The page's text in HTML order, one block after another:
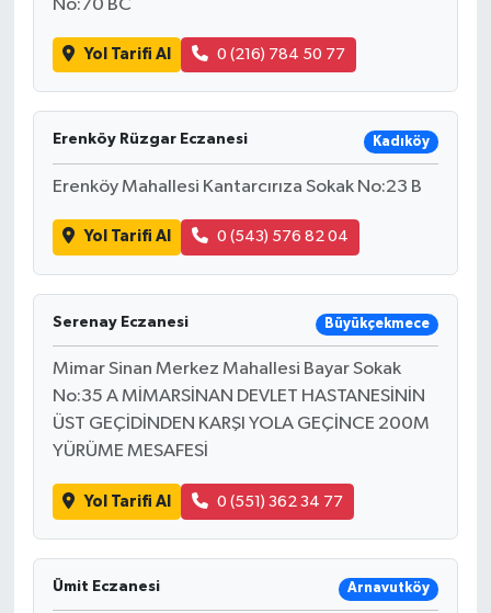
No:70 BC
Yol Tarifi Al 0 (216) 784 50 77
Erenköy Rüzgar Eczanesi Kadıköy
Erenköy Mahallesi Kantarcırıza Sokak No:23 B
Yol Tarifi Al 0 (543) 576 82 04
Serenay Eczanesi Büyükçekmece
Mimar Sinan Merkez Mahallesi Bayar Sokak
No:35 A MİMARSİNAN DEVLET HASTANESİNİN
ÜST GEÇİDİNDEN KARŞI YOLA GEÇİNCE 200M
YÜRÜME MESAFESİ
Yol Tarifi Al 0 (551) 362 34 77
Ümit Eczanesi Arnavutköy